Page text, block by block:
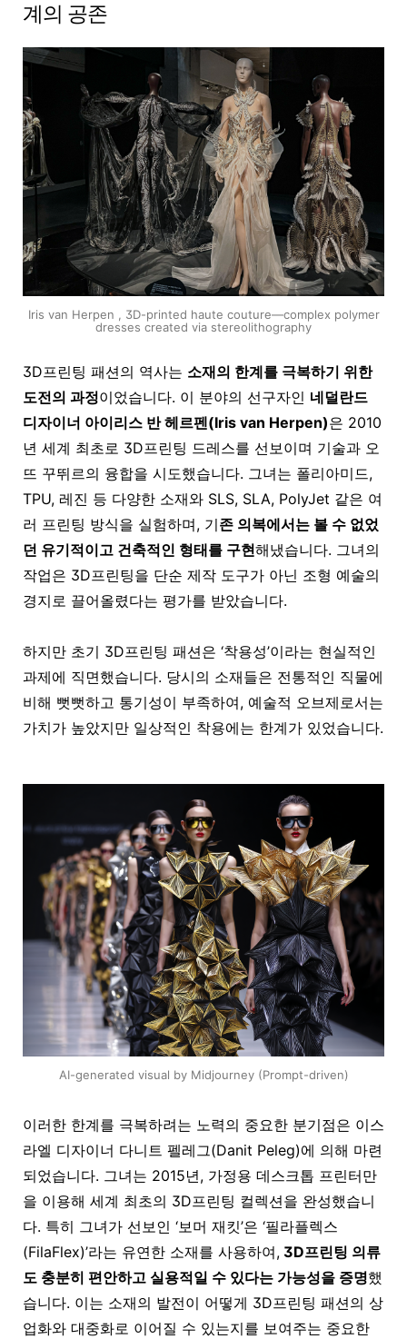
계의 공존
Iris van Herpen , 3D-printed haute couture—complex polymer
dresses created via stereolithography
3D프린팅 패션의 역사는 소재의 한계를 극복하기 위한
도전의 과정이었습니다. 이 분야의 선구자인 네덜란드
디자이너 아이리스 반 헤르펜(Iris van Herpen)은 2010
년 세계 최초로 3D프린팅 드레스를 선보이며 기술과 오
뜨 꾸뛰르의 융합을 시도했습니다. 그녀는 폴리아미드,
TPU, 레진 등 다양한 소재와 SLS, SLA, PolyJet 같은 여
러 프린팅 방식을 실험하며, 기존 의복에서는 볼 수 없었
던 유기적이고 건축적인 형태를 구현해냈습니다. 그녀의
작업은 3D프린팅을 단순 제작 도구가 아닌 조형 예술의
경지로 끌어올렸다는 평가를 받았습니다.
하지만 초기 3D프린팅 패션은 ‘착용성’이라는 현실적인
과제에 직면했습니다. 당시의 소재들은 전통적인 직물에
비해 뻣뻣하고 통기성이 부족하여, 예술적 오브제로서는
가치가 높았지만 일상적인 착용에는 한계가 있었습니다.
AI-generated visual by Midjourney (Prompt-driven)
이러한 한계를 극복하려는 노력의 중요한 분기점은 이스
라엘 디자이너 다니트 펠레그(Danit Peleg)에 의해 마련
되었습니다. 그녀는 2015년, 가정용 데스크톱 프린터만
을 이용해 세계 최초의 3D프린팅 컬렉션을 완성했습니
다. 특히 그녀가 선보인 ‘보머 재킷’은 ‘필라플렉스
(FilaFlex)’라는 유연한 소재를 사용하여, 3D프린팅 의류
도 충분히 편안하고 실용적일 수 있다는 가능성을 증명했
습니다. 이는 소재의 발전이 어떻게 3D프린팅 패션의 상
업화와 대중화로 이어질 수 있는지를 보여주는 중요한